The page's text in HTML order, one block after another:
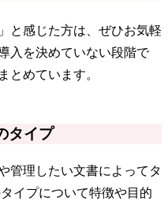
と感じた方は、ぜひお気軽
入を決めていない段階で
とめています。
タイプ
管理したい文書によってタ
イプについて特徴や目的